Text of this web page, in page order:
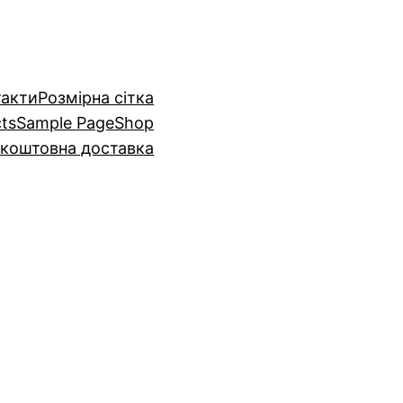
Розмiрна сiтка
Sample PageShop
доставка